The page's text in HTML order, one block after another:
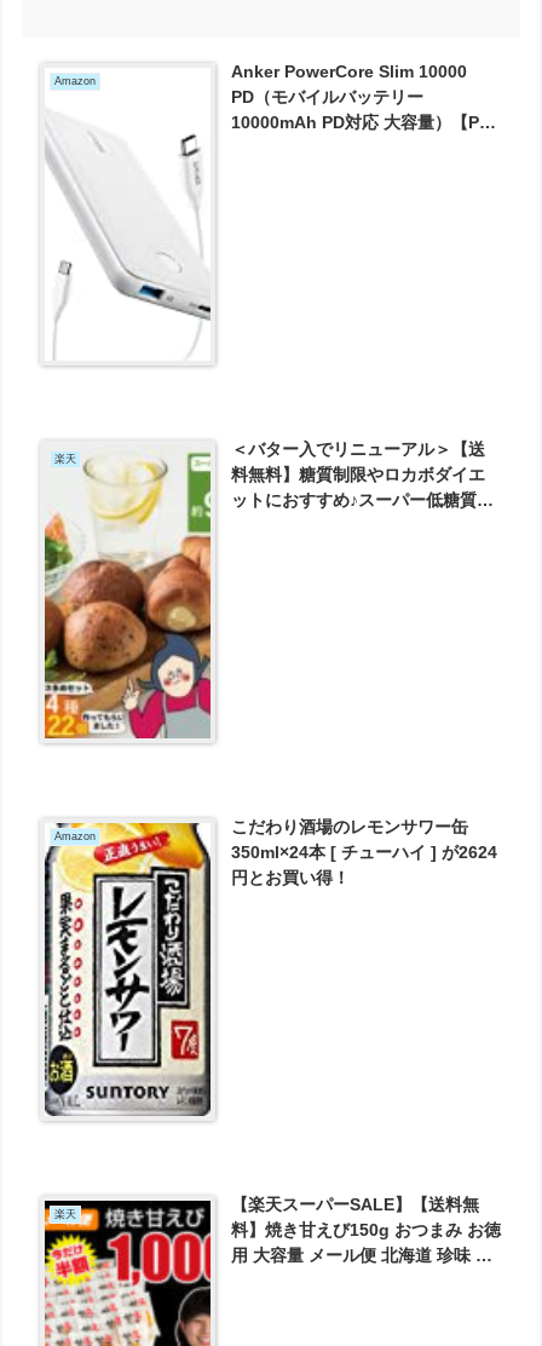
Amazon
Anker PowerCore Slim 10000
PD（モバイルバッテリー
10000mAh PD対応 大容量）【PSE
楽天
＜バター入でリニューアル＞【送
料無料】糖質制限やロカボダイエ
ットにおすすめ♪スーパー低糖質の
Amazon
こだわり酒場のレモンサワー缶
350ml×24本 [ チューハイ ] が2624
円とお買い得！
楽天
【楽天スーパーSALE】【送料無
料】焼き甘えび150g おつまみ お徳
用 大容量 メール便 北海道 珍味 が